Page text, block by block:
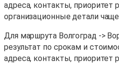
адреса, контакты, приоритет
организационные детали
Для маршрута Волгоград ->
результат по срокам и
адреса, контакты, приоритет